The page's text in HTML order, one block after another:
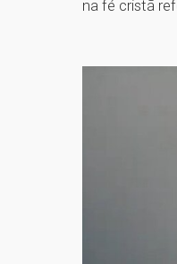
na fé cristã